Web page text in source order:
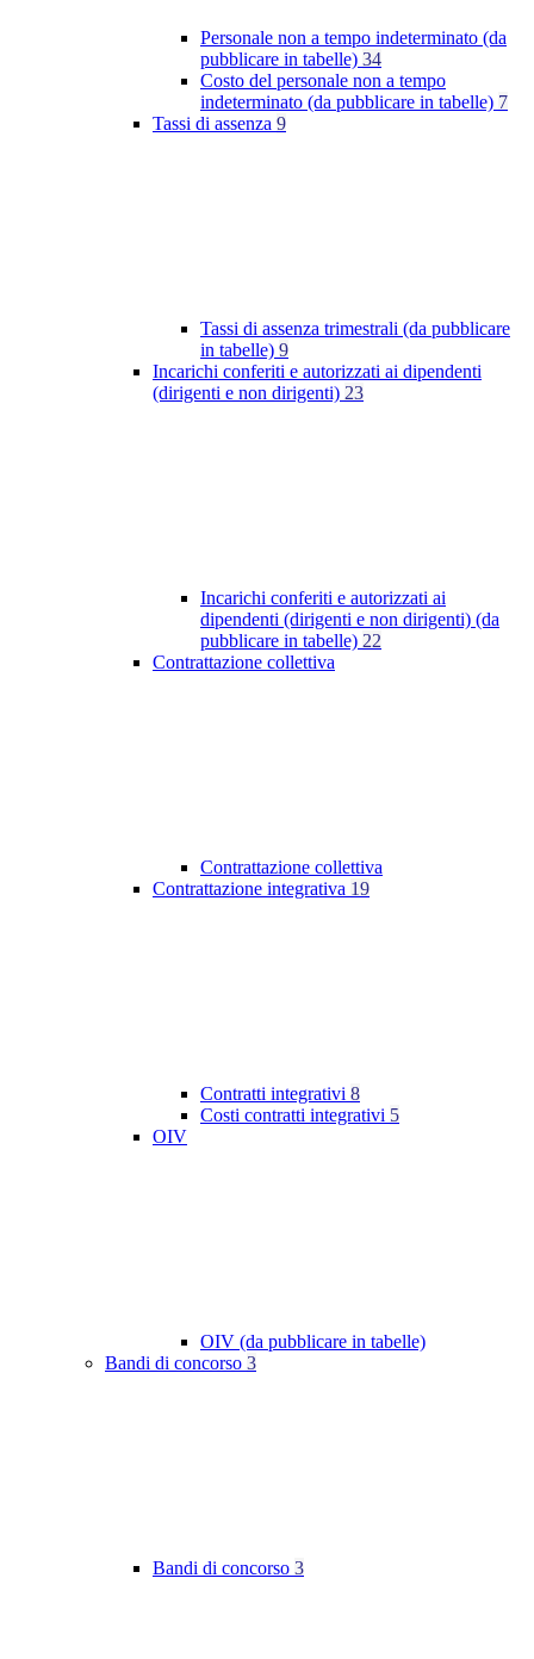
Personale non a tempo indeterminato (da
pubblicare in tabelle) 34
Costo del personale non a tempo
indeterminato (da pubblicare in tabelle) 7
Tassi di assenza 9
Tassi di assenza trimestrali (da pubblicare
in tabelle) 9
Incarichi conferiti e autorizzati ai dipendenti
(dirigenti e non dirigenti) 23
Incarichi conferiti e autorizzati ai
dipendenti (dirigenti e non dirigenti) (da
pubblicare in tabelle) 22
Contrattazione collettiva
Contrattazione collettiva
Contrattazione integrativa 19
Contratti integrativi 8
Costi contratti integrativi 5
OIV
OIV (da pubblicare in tabelle)
Bandi di concorso 3
Bandi di concorso 3